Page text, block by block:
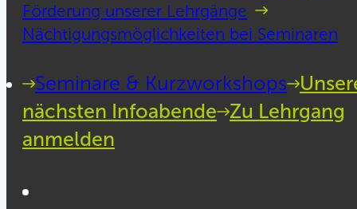
Förderung unserer Lehrgänge
Nächtigungsmöglichkeiten bei Seminaren
Seminare & Kurzworkshops
nächsten Infoabende Zu Lehrgang
anmelden